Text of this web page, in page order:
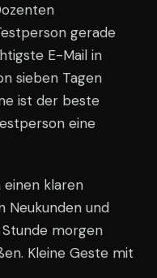
gerade
E-Mail in
sieben Tagen
ist der beste
eine
klaren
Neukunden und
morgen
Kleine Geste mit